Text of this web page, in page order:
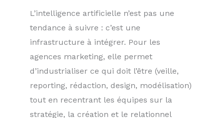
L’intelligence artificielle n’est pas une
tendance à suivre : c’est une
infrastructure à intégrer. Pour les
agences marketing, elle permet
d’industrialiser ce qui doit l’être (veille,
reporting, rédaction, design, modélisation)
tout en recentrant les équipes sur la
stratégie, la création et le relationnel